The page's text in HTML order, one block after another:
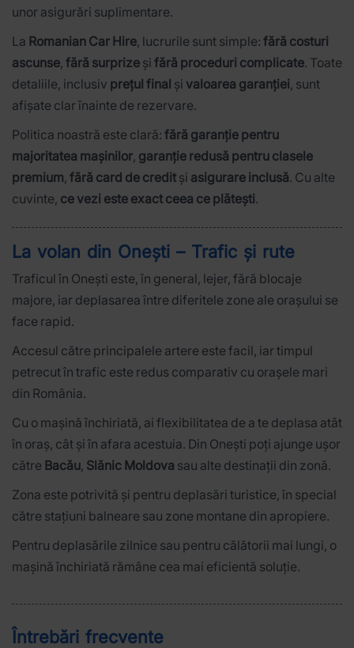
unor asigurări suplimentare.
La Romanian Car Hire, lucrurile sunt simple: fără costuri
ascunse, fără surprize și fără proceduri complicate. Toate
detaliile, inclusiv prețul final și valoarea garanției, sunt
afișate clar înainte de rezervare.
Politica noastră este clară: fără garanție pentru
majoritatea mașinilor, garanție redusă pentru clasele
premium, fără card de credit și asigurare inclusă. Cu alte
cuvinte, ce vezi este exact ceea ce plătești.
La volan din Onești – Trafic și rute
Traficul în Onești este, în general, lejer, fără blocaje
majore, iar deplasarea între diferitele zone ale orașului se
face rapid.
Accesul către principalele artere este facil, iar timpul
petrecut în trafic este redus comparativ cu orașele mari
din România.
Cu o mașină închiriată, ai flexibilitatea de a te deplasa atât
în oraș, cât și în afara acestuia. Din Onești poți ajunge ușor
către Bacău, Slănic Moldova sau alte destinații din zonă.
Zona este potrivită și pentru deplasări turistice, în special
către stațiuni balneare sau zone montane din apropiere.
Pentru deplasările zilnice sau pentru călătorii mai lungi, o
mașină închiriată rămâne cea mai eficientă soluție.
Întrebări frecvente